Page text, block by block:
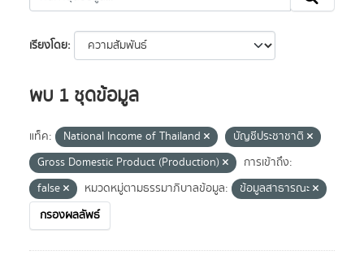
เรียงโดย
พบ 1 ชุดข้อมูล
แท็ค: National Income of Thailand
บัญชีประชาชาติ
Gross Domestic Product (Production)
การเข้าถึง:
false
หมวดหมู่ตามธรรมาภิบาลข้อมูล:
ข้อมูลสาธารณะ
กรองผลลัพธ์